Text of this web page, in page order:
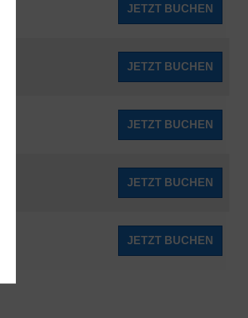
JETZT BUCHEN
JETZT BUCHEN
JETZT BUCHEN
JETZT BUCHEN
JETZT BUCHEN